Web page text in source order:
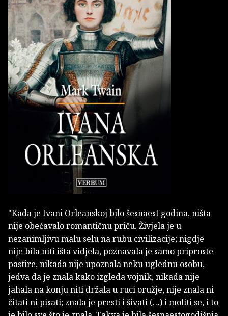
"Kada je Ivani Orleanskoj bilo šesnaest godina, ništa
nije obećavalo romantičnu priču. Živjela je u
nezanimljivu malu selu na rubu civilizacije; nigdje
nije bila niti išta vidjela, poznavala je samo priproste
pastire, nikada nije upoznala neku uglednu osobu,
jedva da je znala kako izgleda vojnik, nikada nije
jahala na konju niti držala u ruci oružje, nije znala ni
čitati ni pisati; znala je presti i šivati (…) i moliti se, i to